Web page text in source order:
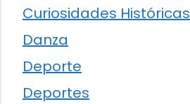
Curiosidades Históricas
Danza
Deporte
Deportes